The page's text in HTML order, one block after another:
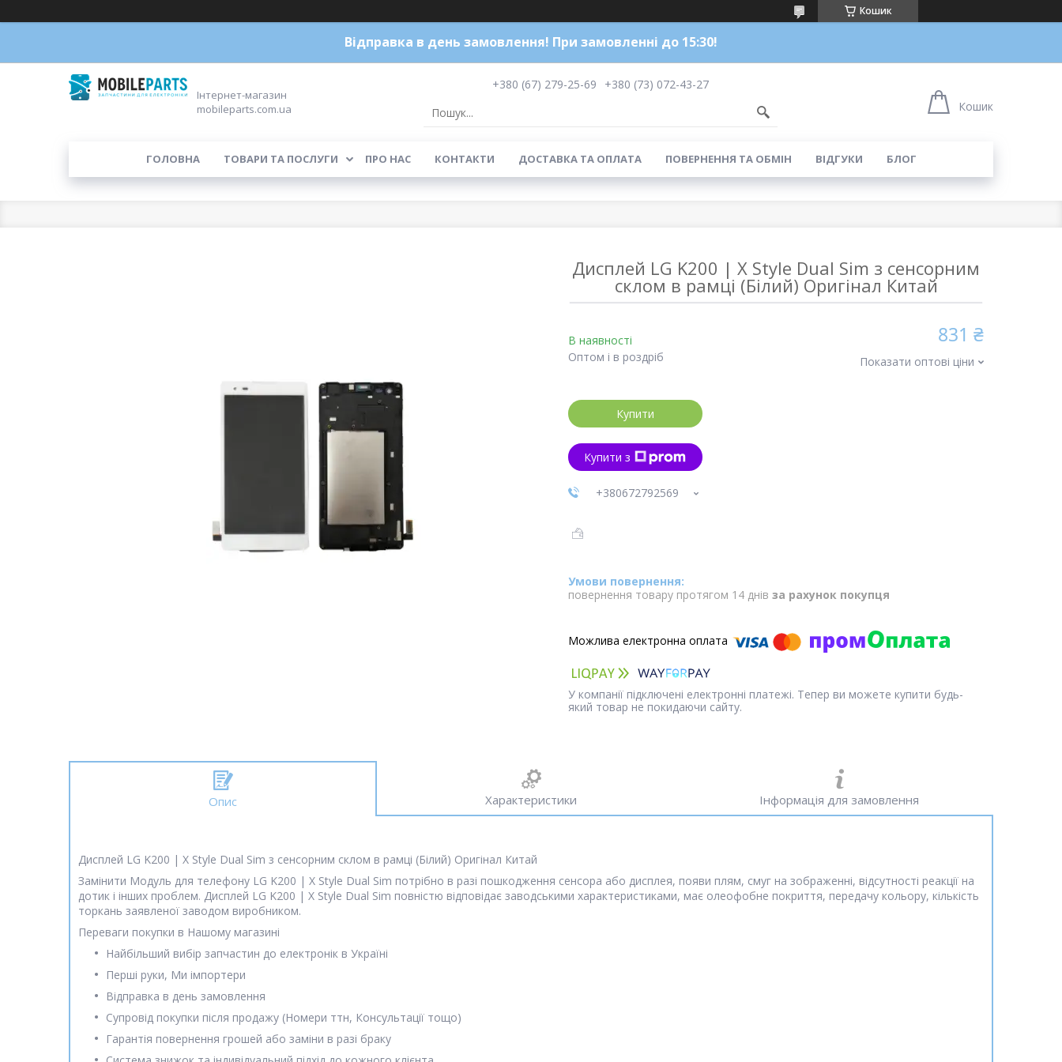
Кошик
Відправка в день замовлення! При замовленні до 15:30!
Інтернет-магазин
mobileparts.com.ua
+380 (67) 279-25-69
+380 (73) 072-43-27
Кошик
ГОЛОВНА ТОВАРИ ТА ПОСЛУГИ ПРО НАС КОНТАКТИ ДОСТАВКА ТА ОПЛАТА ПОВЕРНЕННЯ ТА ОБМІН ВІДГУКИ БЛОГ
Дисплей LG K200 | X Style Dual Sim з сенсорним
склом в рамці (Білий) Оригінал Китай
В наявності
Оптом і в роздріб
831 ₴
Показати оптові ціни
Купити
Купити з
+380672792569
повернення товару протягом 14 днів за рахунок покупця
У компанії підключені електронні платежі. Тепер ви можете купити будь-
який товар не покидаючи сайту.
Опис Характеристики Інформація для замовлення
Дисплей LG K200 | X Style Dual Sim з сенсорним склом в рамці (Білий) Оригінал Китай
Замінити Модуль для телефону LG K200 | X Style Dual Sim потрібно в разі пошкодження сенсора або дисплея, появи плям, смуг на зображенні, відсутності реакції на
дотик і інших проблем. Дисплей LG K200 | X Style Dual Sim повністю відповідає заводськими характеристиками, має олеофобне покриття, передачу кольору, кількість
торкань заявленої заводом виробником.
Переваги покупки в Нашому магазині
Найбільший вибір запчастин до електронік в Україні
Перші руки, Ми імпортери
Відправка в день замовлення
Супровід покупки після продажу (Номери ттн, Консультації тощо)
Гарантія повернення грошей або заміни в разі браку